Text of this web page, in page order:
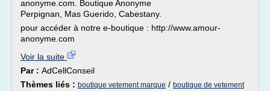
anonyme.com. Boutique Anonyme
Perpignan, Mas Guerido, Cabestany.
pour accéder à notre e-boutique : http://www.amour-
anonyme.com
Voir la suite
Par : AdCellConseil
Thèmes liés : boutique vetement marque / boutique de vetement